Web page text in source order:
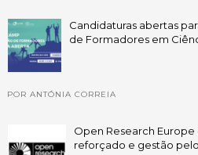
Candidaturas abertas
de Formadores em
POR ANTÓNIA CORREIA
Open Research
reforçado e gestão pelo